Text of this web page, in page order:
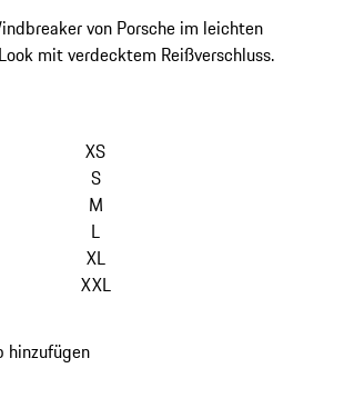
von Porsche im leichten
mit verdecktem Reißverschluss.
XS
S
M
L
XL
XXL
hinzufügen